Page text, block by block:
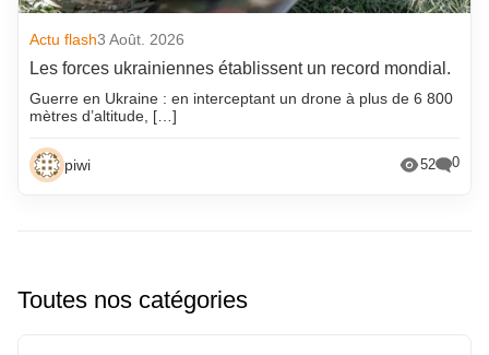
Actu flash3 Août. 2026
Les forces ukrainiennes établissent un record mondial.
Guerre en Ukraine : en interceptant un drone à plus de 6 800
mètres d’altitude, […]
piwi 52 0
Toutes nos catégories